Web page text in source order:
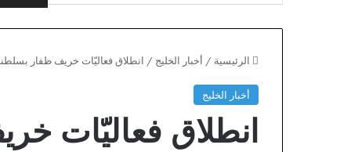
الرئيسية / أخبار الخليج / انطلاق فعاليّات خريف ظفار بسلطنة عُمان 21
أخبار الخليج
انطلاق فعاليّات